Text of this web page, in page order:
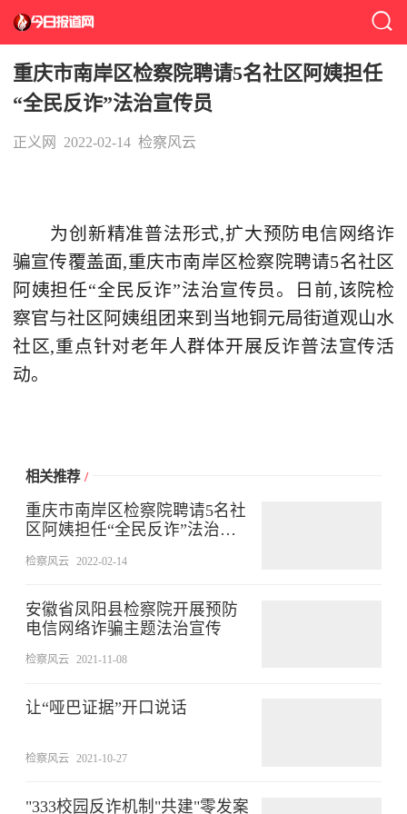
重庆市南岸区检察院聘请5名社区阿姨担任
“全民反诈”法治宣传员
正义网 2022-02-14 检察风云
为创新精准普法形式,扩大预防电信网络诈
骗宣传覆盖面,重庆市南岸区检察院聘请5名社区
阿姨担任“全民反诈”法治宣传员。日前,该院检
察官与社区阿姨组团来到当地铜元局街道观山水
社区,重点针对老年人群体开展反诈普法宣传活
动。
相关推荐 /
重庆市南岸区检察院聘请5名社
区阿姨担任“全民反诈”法治宣
检察风云 2022-02-14
安徽省凤阳县检察院开展预防
电信网络诈骗主题法治宣传
检察风云 2021-11-08
让“哑巴证据”开口说话
检察风云 2021-10-27
"333校园反诈机制"共建"零发案